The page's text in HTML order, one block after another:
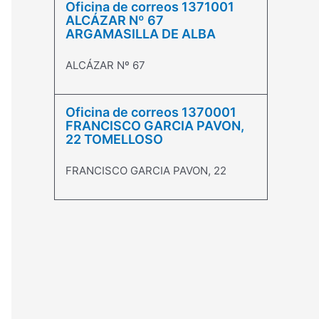
Oficina de correos 1371001
ALCÁZAR Nº 67
ARGAMASILLA DE ALBA
ALCÁZAR Nº 67
Oficina de correos 1370001
FRANCISCO GARCIA PAVON,
22 TOMELLOSO
FRANCISCO GARCIA PAVON, 22